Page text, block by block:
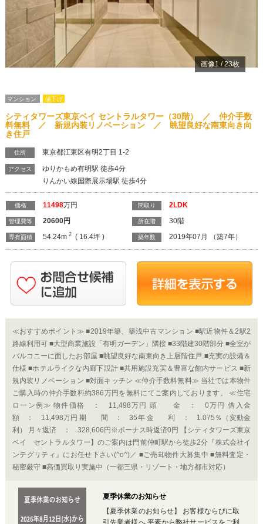
画像1 /23枚
マンション 値下げ
シティタワーズ東京ベイ セントラルタワー（30階） ／ 仲介手数
料無料 ／ 新規内装リノベーション ／ 眺望良好な南東向き向
き住戸
住所 東京都江東区有明2丁目 1-2
アクセス
ゆりかもめ有明駅 徒歩4分
りんかい線国際展示場駅 徒歩4分
価格 11498万円
管理費等 20600円
専有面積 54.24m2 ( 16.4坪 )
間取り 2LDK
所在階 30階
築年数 2019年07月 （築7年）
≪おすすめポイント≫ ■2019年築、築浅中古マンション ■駅近物件＆2駅2
路線利用可 ■大型商業施設「有明ガーデン」隣接 ■33階建30階部分 ■全室が
バルコニーに面したお部屋 ■眺望良好な南東向き上層階住戸 ■充実の設備＆
仕様 ■ホテルライクな内廊下設計 ■共用施設充実＆豊富な館内サービス ■新
規内装リノベーション ■対面キッチン ≪仲介手数料無料≫ 当社では本物件
ご購入時の仲介手数料約386万円を無料にてご案内しております。 ≪住宅
ローン例≫ 物件価格 ： 11,498万円 頭 金 ： 0万円 借入金
額 ： 11,498万円 期 間 ： 35年 金 利 ： 1.075％（変動金
利） 月々返済 ： 328,606円※ボーナス時返済0円 【シティタワーズ東京
ベイ セントラルタワー】のご案内は門前仲町駅から徒歩2分『株式会社イ
ンテグリティ』にお任せ下さい(^o^)／ ■ご売却物件大募集中 ■無料査定・
秘密厳守 ■高価買取り実施中（一都三県・リゾート・地方都市対応）
夏季休業のお知らせ
【夏季休業のお知らせ】 お客様ならびに取
引先業者様へ 平素から弊社サービスをご利